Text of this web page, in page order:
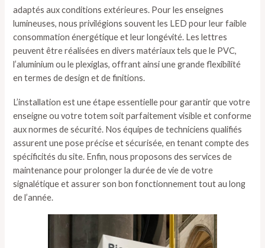
adaptés aux conditions extérieures. Pour les enseignes
lumineuses, nous privilégions souvent les LED pour leur faible
consommation énergétique et leur longévité. Les lettres
peuvent être réalisées en divers matériaux tels que le PVC,
l’aluminium ou le plexiglas, offrant ainsi une grande flexibilité
en termes de design et de finitions.
L’installation est une étape essentielle pour garantir que votre
enseigne ou votre totem soit parfaitement visible et conforme
aux normes de sécurité. Nos équipes de techniciens qualifiés
assurent une pose précise et sécurisée, en tenant compte des
spécificités du site. Enfin, nous proposons des services de
maintenance pour prolonger la durée de vie de votre
signalétique et assurer son bon fonctionnement tout au long
de l’année.